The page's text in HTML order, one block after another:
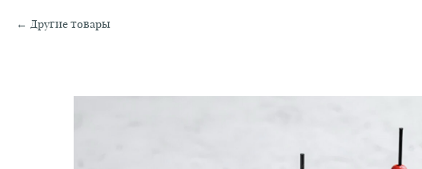
Другие товары